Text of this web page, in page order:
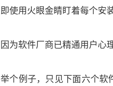
即使用火眼金睛盯着每个安
因为软件厂商已精通用户心
举个例子，只见下面六个软